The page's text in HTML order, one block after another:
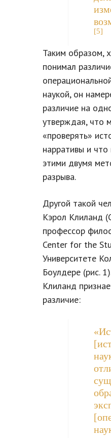
[5]
Таким образом,
понимал
наукой, он
различие на
утверждая, что
«проверять»
нарративы и
этими двумя
разрыва.
Другой такой
Кэрол Клиланд
профессор
Center for the
Университете
Боулдере (рис.
Клиланд
различие: